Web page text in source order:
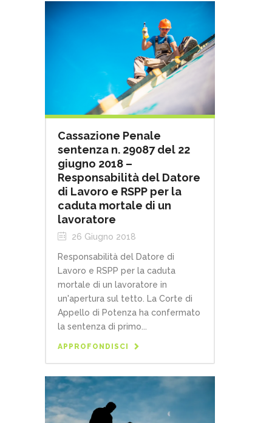
Cassazione Penale
sentenza n. 29087 del 22
giugno 2018 –
Responsabilità del Datore
di Lavoro e RSPP per la
caduta mortale di un
lavoratore
26 Giugno 2018
Responsabilità del Datore di
Lavoro e RSPP per la caduta
mortale di un lavoratore in
un'apertura sul tetto. La Corte di
Appello di Potenza ha confermato
la sentenza di primo...
APPROFONDISCI